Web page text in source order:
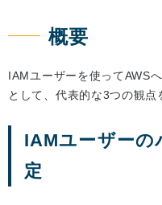
概要
IAMユーザーを使ってAWS
として、代表的な3つの観点
IAMユーザーの
定